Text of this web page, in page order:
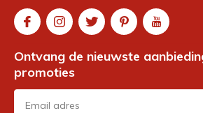
Ontvang de nieuwste
promoties